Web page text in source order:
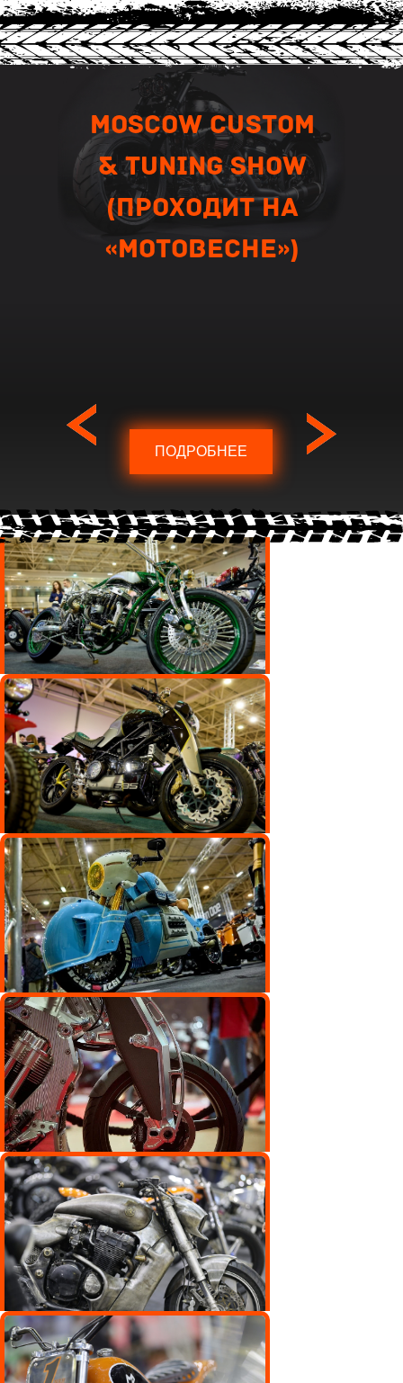
ПОДРОБНЕЕ
Moscow Custom
& Tuning Show
(проходит на
«Мотовесне»)